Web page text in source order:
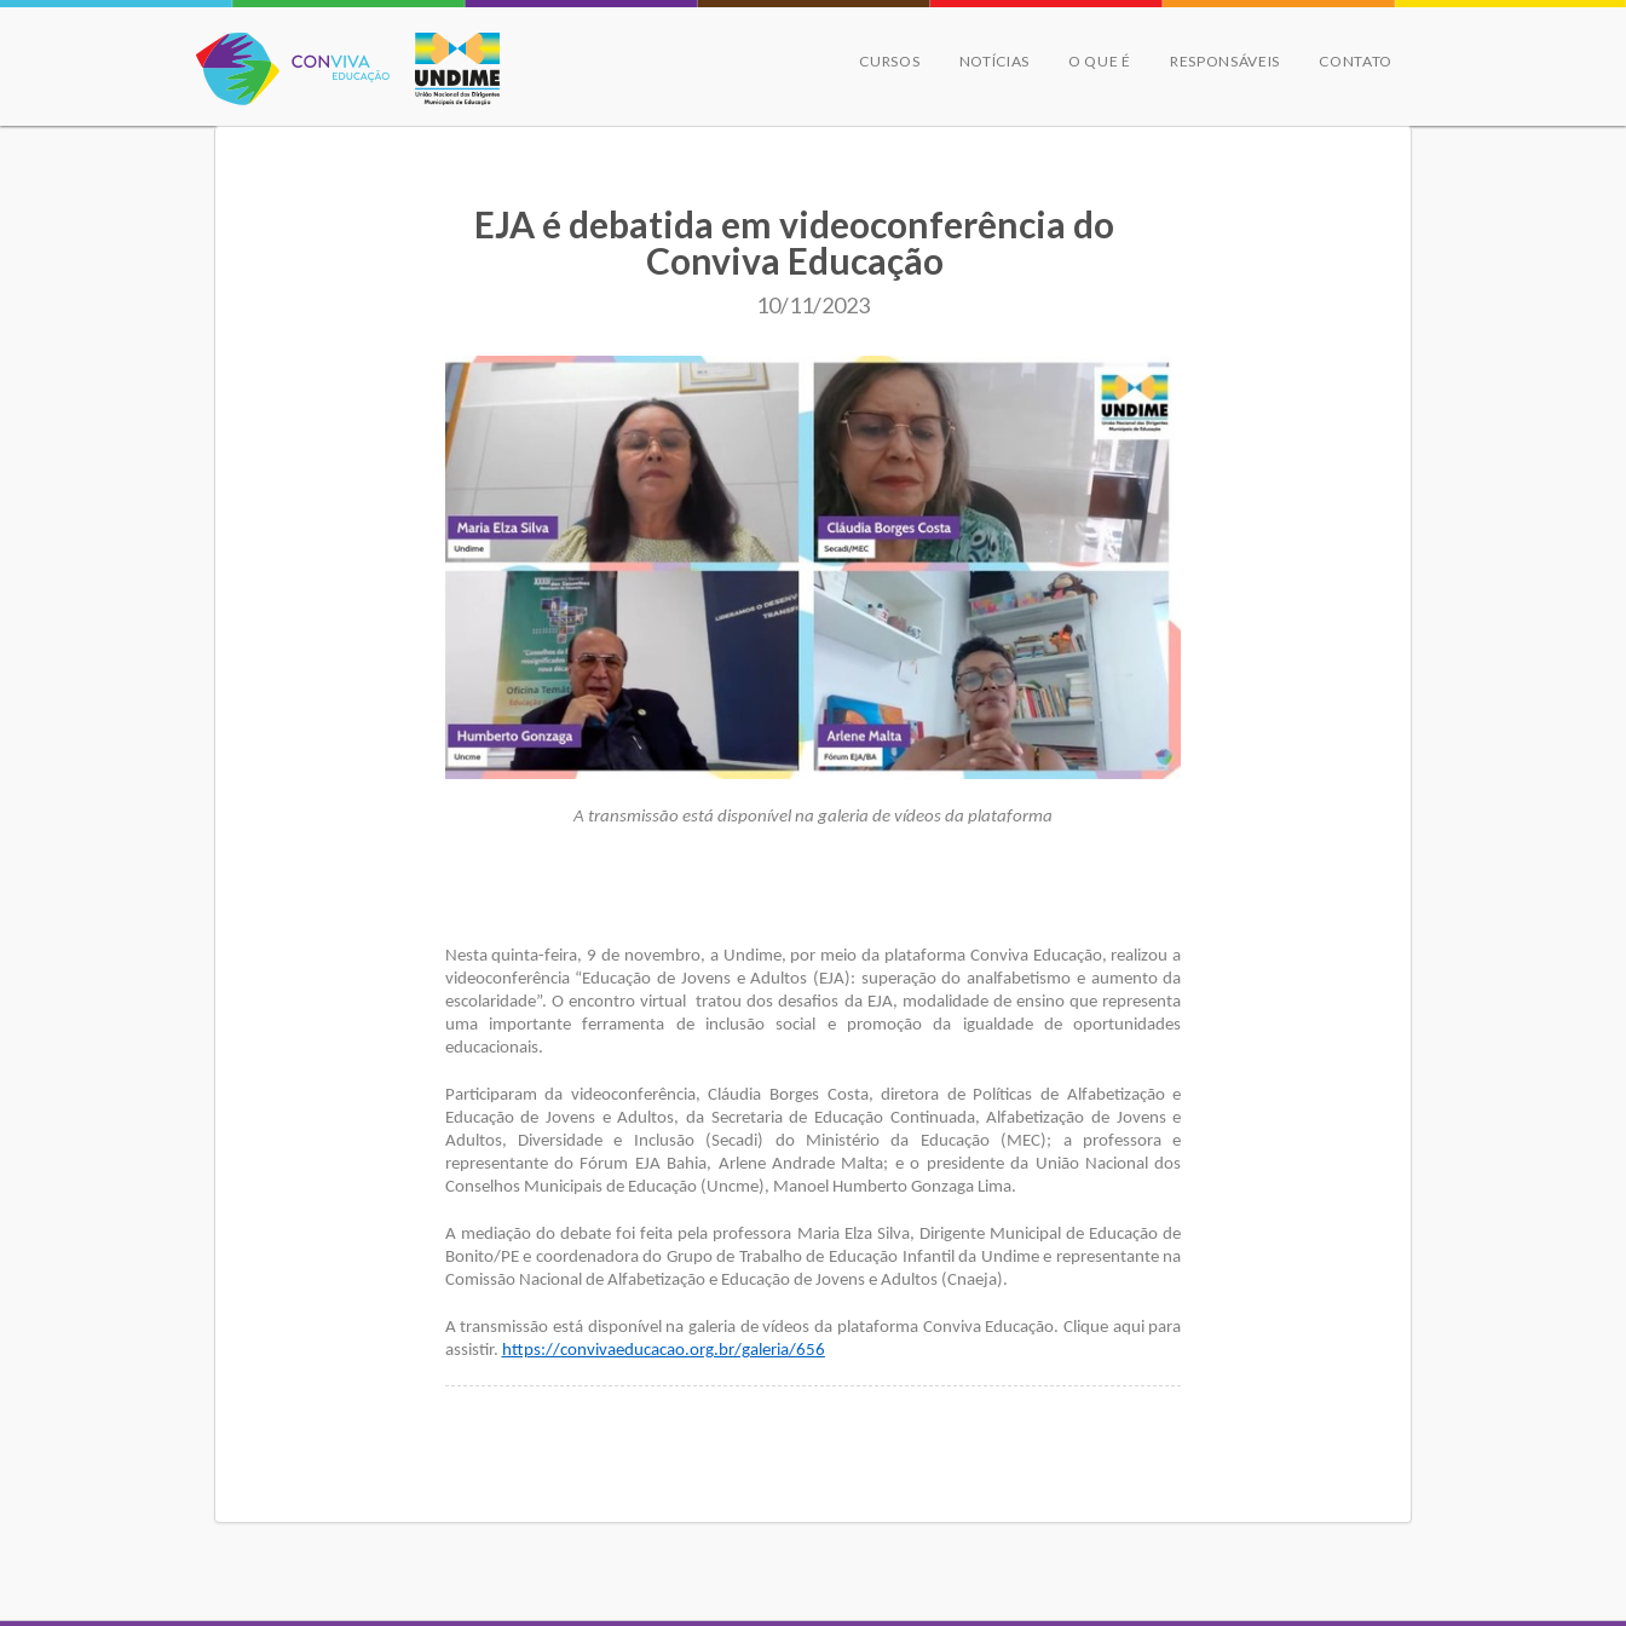
Conviva Educação
CURSOS NOTÍCIAS O QUE É RESPONSÁVEIS CONTATO
EJA é debatida em videoconferência do
Conviva Educação
10/11/2023
A transmissão está disponível na galeria de vídeos da plataforma
Nesta quinta-feira, 9 de novembro, a Undime, por meio da plataforma Conviva Educação, realizou a
videoconferência “Educação de Jovens e Adultos (EJA): superação do analfabetismo e aumento da
escolaridade”. O encontro virtual tratou dos desafios da EJA, modalidade de ensino que representa
uma importante ferramenta de inclusão social e promoção da igualdade de oportunidades
educacionais.
Participaram da videoconferência, Cláudia Borges Costa, diretora de Políticas de Alfabetização e
Educação de Jovens e Adultos, da Secretaria de Educação Continuada, Alfabetização de Jovens e
Adultos, Diversidade e Inclusão (Secadi) do Ministério da Educação (MEC); a professora e
representante do Fórum EJA Bahia, Arlene Andrade Malta; e o presidente da União Nacional dos
Conselhos Municipais de Educação (Uncme), Manoel Humberto Gonzaga Lima.
A mediação do debate foi feita pela professora Maria Elza Silva, Dirigente Municipal de Educação de
Bonito/PE e coordenadora do Grupo de Trabalho de Educação Infantil da Undime e representante na
Comissão Nacional de Alfabetização e Educação de Jovens e Adultos (Cnaeja).
A transmissão está disponível na galeria de vídeos da plataforma Conviva Educação. Clique aqui para
assistir. https://convivaeducacao.org.br/galeria/656